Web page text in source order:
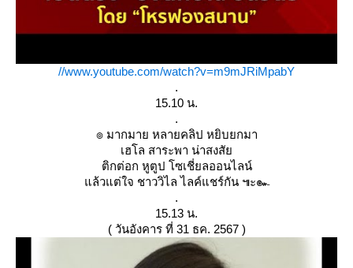
//www.youtube.com/watch?v=m9mJRiMpabY
.
15.10 น.
.
๏ มากมาย หลายคลิป หยิบยกมา
เฮโล สาระพา น่าสงสั
ติกต่อก หูตูป โซเชี่ยลออนไลน์
ล้วแต่ใจ ชาววิไล ไลค์แชร์กัน ๚ะ๛
.
15.13 น.
( วันอังคาร ที่ 31 ธค. 2567 )